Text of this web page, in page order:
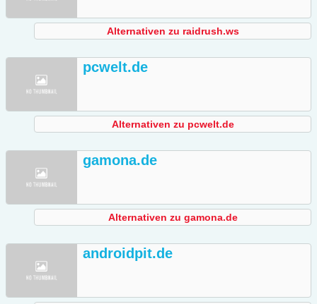
Alternativen zu raidrush.ws
pcwelt.de
Alternativen zu pcwelt.de
gamona.de
Alternativen zu gamona.de
androidpit.de